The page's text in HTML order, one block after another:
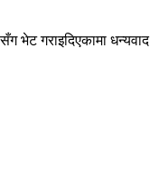
भेट गराइदिएकामा धन्यवाद